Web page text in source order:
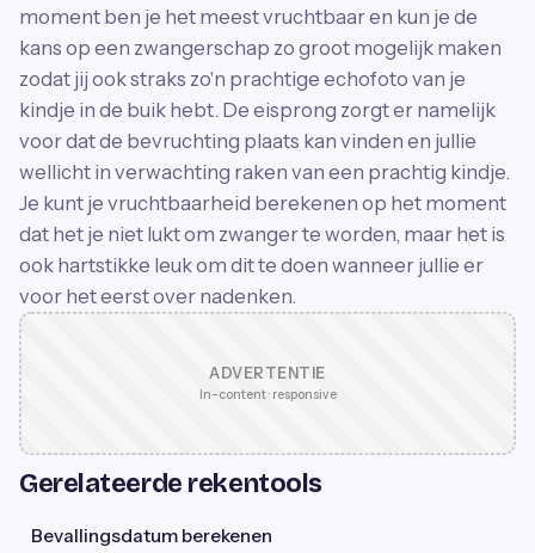
moment ben je het meest vruchtbaar en kun je de
kans op een zwangerschap zo groot mogelijk maken
zodat jij ook straks zo'n prachtige echofoto van je
kindje in de buik hebt. De eisprong zorgt er namelijk
voor dat de bevruchting plaats kan vinden en jullie
wellicht in verwachting raken van een prachtig kindje.
Je kunt je vruchtbaarheid berekenen op het moment
dat het je niet lukt om zwanger te worden, maar het is
ook hartstikke leuk om dit te doen wanneer jullie er
voor het eerst over nadenken.
ADVERTENTIE
In-content · responsive
Gerelateerde rekentools
Bevallingsdatum berekenen